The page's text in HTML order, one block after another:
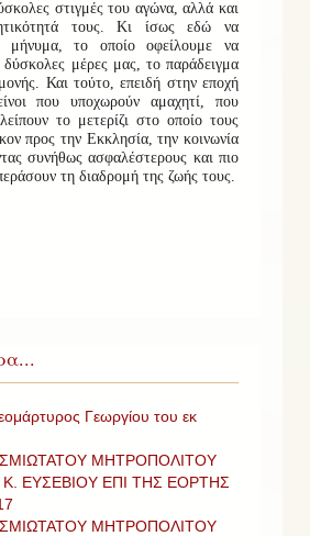
στιγμές του αγώνα, αλλά και
τους. Κι ίσως εδώ να
μήνυμα, το οποίο οφείλουμε να
δύσκολες μέρες μας, το παράδειγμα
Και τούτο, επειδή στην εποχή
που υποχωρούν αμαχητί, που
το μετερίζι στο οποίο τους
προς την Εκκλησία, την κοινωνία
συνήθως ασφαλέστερους και πιο
τη διαδρομή της ζωής τους.
Γεωργίου του εκ
ΜΗΤΡΟΠΟΛΙΤΟΥ
Κ. ΕΥΣΕΒΙΟΥ ΕΠΙ ΤΗΣ ΕΟΡΤΗΣ
ΜΗΤΡΟΠΟΛΙΤΟΥ